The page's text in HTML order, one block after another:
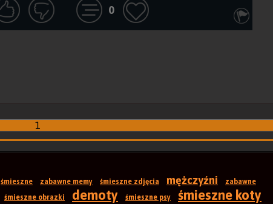
0
1
śmieszne zabawne memy śmieszne zdjęcia mężczyźni zabawne
śmieszne obrazki demoty śmieszne psy śmieszne koty